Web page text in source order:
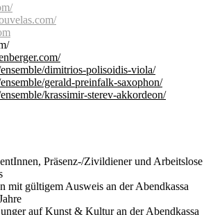
dimitrios-polisoidis-viola/
gerald-preinfalk-saxophon/
krassimir-sterev-akkordeon/
Präsenz-/Zivildiener und Arbeitslose
mit gültigem Ausweis an der Abendkassa
auf Kunst & Kultur an der Abendkassa